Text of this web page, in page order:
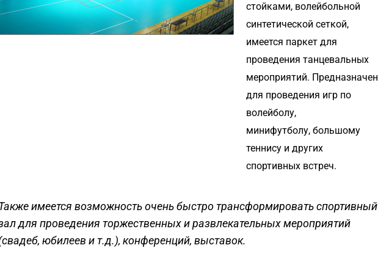
стойками, волейбольной
синтетической сеткой,
имеется паркет для
проведения танцевальных
мероприятий. Предназначен
для проведения игр по
волейболу,
минифутболу, большому
теннису и других
спортивных встреч.
имеется возможность очень быстро трансформировать спортивный
для проведения торжественных и развлекательных мероприятий
юбилеев и т.д.), конференций, выставок.